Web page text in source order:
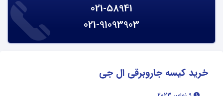
021-58941
021-91093903
خرید کیسه جاروبرقی ال جی